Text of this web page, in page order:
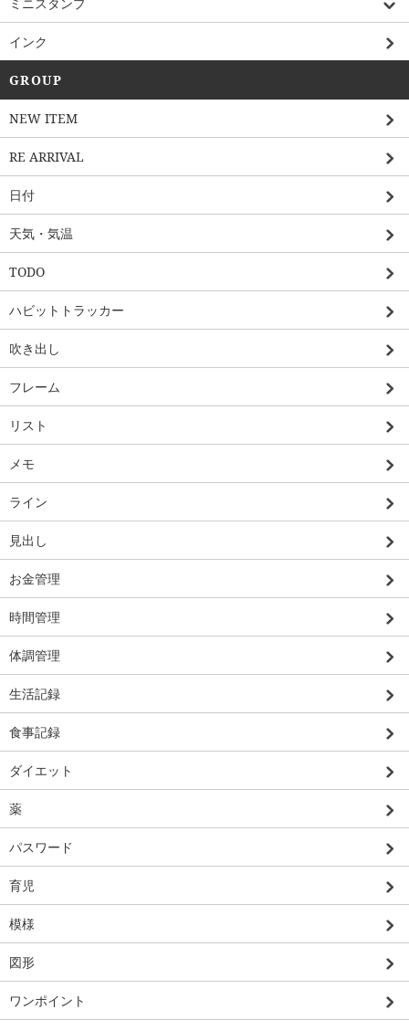
インク
GROUP
NEW ITEM
RE ARRIVAL
日付
天気・気温
TODO
ハビットトラッカー
吹き出し
フレーム
リスト
メモ
ライン
見出し
お金管理
時間管理
体調管理
生活記録
食事記録
ダイエット
薬
パスワード
育児
模様
図形
ワンポイント